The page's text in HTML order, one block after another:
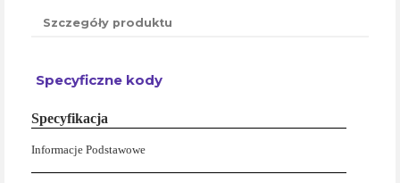
Szczegóły produktu
Specyficzne kody
Specyfikacja
Informacje Podstawowe